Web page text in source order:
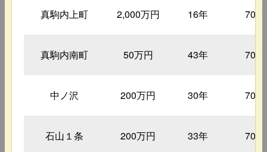
真駒内上町 2,000万円 16年 70㎡
真駒内南町 50万円 43年 70㎡
中ノ沢 200万円 30年 70㎡
石山１条 200万円 33年 70㎡